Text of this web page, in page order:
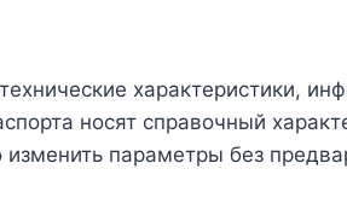
характеристики,
носят справочный
изменить параметры без